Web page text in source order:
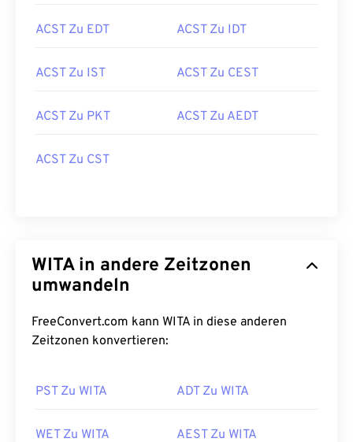
ACST Zu EDT ACST Zu IDT
ACST Zu IST ACST Zu CEST
ACST Zu PKT ACST Zu AEDT
ACST Zu CST
WITA in andere Zeitzonen
umwandeln
FreeConvert.com kann WITA in diese anderen
Zeitzonen konvertieren:
PST Zu WITA ADT Zu WITA
WET Zu WITA AEST Zu WITA